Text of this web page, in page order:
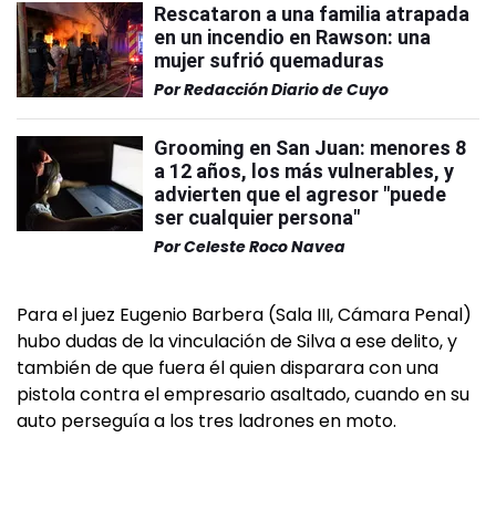
Rescataron a una familia atrapada
en un incendio en Rawson: una
mujer sufrió quemaduras
PorRedacción Diario de Cuyo
Grooming en San Juan: menores 8
a 12 años, los más vulnerables, y
advierten que el agresor "puede
ser cualquier persona"
PorCeleste Roco Navea
Para el juez Eugenio Barbera (Sala III, Cámara Penal)
hubo dudas de la vinculación de Silva a ese delito, y
también de que fuera él quien disparara con una
pistola contra el empresario asaltado, cuando en su
auto perseguía a los tres ladrones en moto.